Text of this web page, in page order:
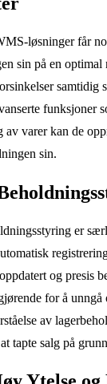
løsninger får
sin på en
samtidig
funksjoner
av varer kan de
sin.
er
og presis
for å
av
tapte salg på